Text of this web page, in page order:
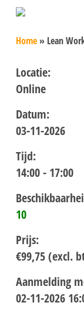
Skip
main
content
Home» Lean
Locatie:
Online
Datum:
03-11-2026
Tijd:
14:00 - 17:00
10
Prijs:
€99,75 (excl.
Aanmelding
02-11-2026